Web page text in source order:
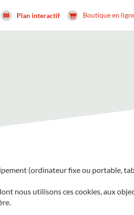
Plan interactif Boutique en
(ordinateur fixe ou portable,
nous utilisons ces cookies, aux